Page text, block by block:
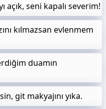
açık, seni kapalı severim!
kılmazsan evlenmem
duamın
git makyajını yıka.